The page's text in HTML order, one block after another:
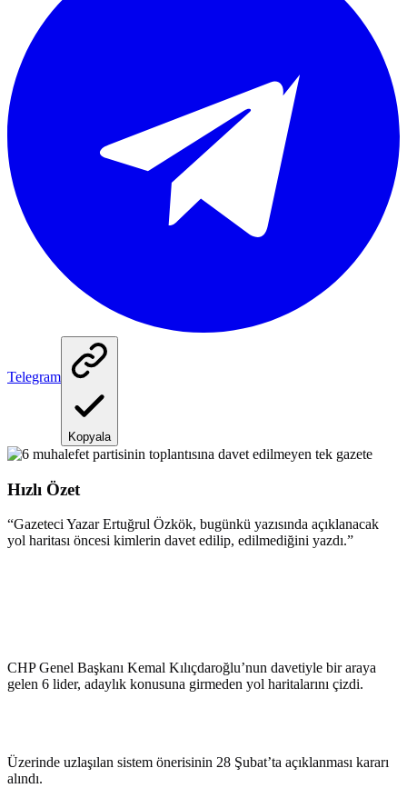
Telegram
Kopyala
Hızlı Özet
“Gazeteci Yazar Ertuğrul Özkök, bugünkü yazısında açıklanacak
yol haritası öncesi kimlerin davet edilip, edilmediğini yazdı.”
CHP Genel Başkanı Kemal Kılıçdaroğlu’nun davetiyle bir araya
gelen 6 lider, adaylık konusuna girmeden yol haritalarını çizdi.
Üzerinde uzlaşılan sistem önerisinin 28 Şubat’ta açıklanması kararı
alındı.